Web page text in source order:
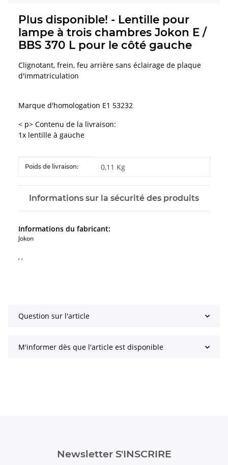
Plus disponible! - Lentille pour
lampe à trois chambres Jokon E /
BBS 370 L pour le côté gauche
Clignotant, frein, feu arrière sans éclairage de plaque
d'immatriculation
Marque d'homologation E1 53232
< p> Contenu de la livraison:
1x lentille à gauche
#productDetails.itemInformation#
#productDetails.itemValue#
Poids de livraison: 0,11 Kg
Informations sur la sécurité des produits
Informations du fabricant:
Jokon
, ,
Question sur l'article
M'informer dès que l'article est disponible
Newsletter S'INSCRIRE